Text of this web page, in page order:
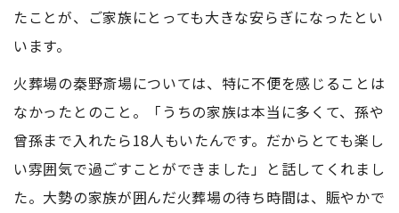
たことが、ご家族にとっても大きな安らぎになったとい
います。
火葬場の秦野斎場については、特に不便を感じることは
なかったとのこと。「うちの家族は本当に多くて、孫や
曾孫まで入れたら18人もいたんです。だからとても楽し
い雰囲気で過ごすことができました」と話してくれまし
た。大勢の家族が囲んだ火葬場の待ち時間は、賑やかで